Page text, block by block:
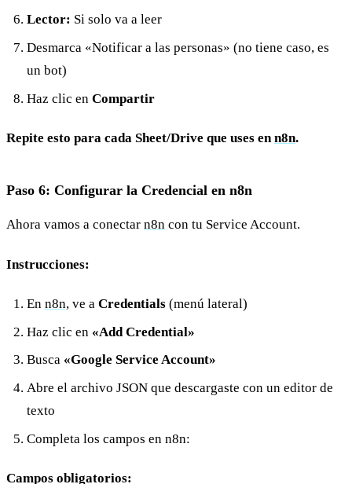
Lector: Si solo va a leer
Desmarca «Notificar a las personas» (no tiene caso, es
un bot)
Haz clic en Compartir
Repite esto para cada Sheet/Drive que uses enn8n.
Paso 6: Configurar la Credencial en n8n
Ahora vamos a conectar n8n con tu Service Account.
Instrucciones:
En n8n, ve a Credentials(menú lateral)
Haz clic en «Add Credential»
Busca «Google Service Account»
Abre el archivo JSON que descargaste con un editor de
texto
Completa los campos en n8n:
Campos obligatorios: